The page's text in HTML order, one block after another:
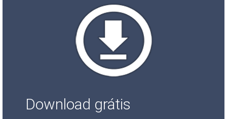
Download grátis